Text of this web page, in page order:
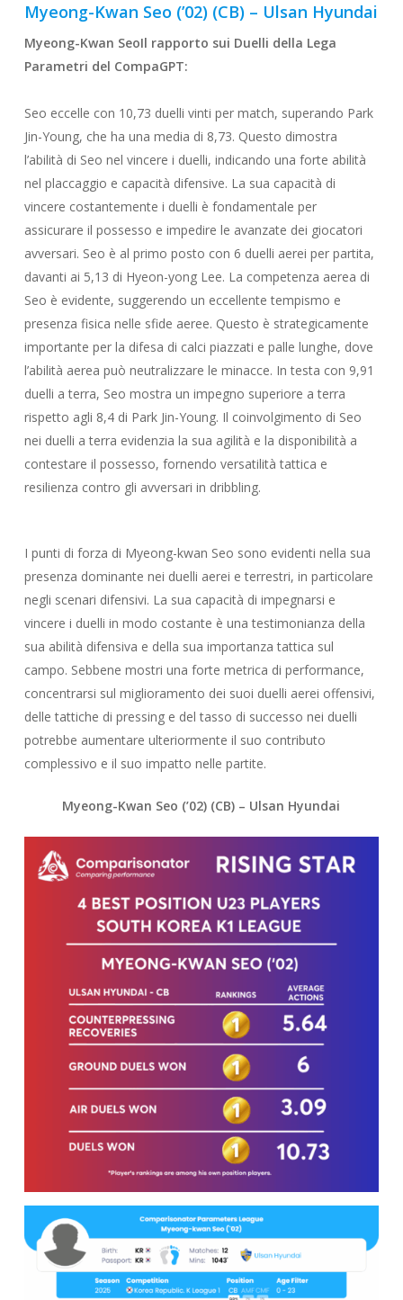
Myeong-Kwan Seo (’02) (CB) – Ulsan Hyundai
Myeong-Kwan SeoIl rapporto sui Duelli della Lega
Parametri del CompaGPT:
Seo eccelle con 10,73 duelli vinti per match, superando Park
Jin-Young, che ha una media di 8,73. Questo dimostra
l’abilità di Seo nel vincere i duelli, indicando una forte abilità
nel placcaggio e capacità difensive. La sua capacità di
vincere costantemente i duelli è fondamentale per
assicurare il possesso e impedire le avanzate dei giocatori
avversari. Seo è al primo posto con 6 duelli aerei per partita,
davanti ai 5,13 di Hyeon-yong Lee. La competenza aerea di
Seo è evidente, suggerendo un eccellente tempismo e
presenza fisica nelle sfide aeree. Questo è strategicamente
importante per la difesa di calci piazzati e palle lunghe, dove
l’abilità aerea può neutralizzare le minacce. In testa con 9,91
duelli a terra, Seo mostra un impegno superiore a terra
rispetto agli 8,4 di Park Jin-Young. Il coinvolgimento di Seo
nei duelli a terra evidenzia la sua agilità e la disponibilità a
contestare il possesso, fornendo versatilità tattica e
resilienza contro gli avversari in dribbling.
I punti di forza di Myeong-kwan Seo sono evidenti nella sua
presenza dominante nei duelli aerei e terrestri, in particolare
negli scenari difensivi. La sua capacità di impegnarsi e
vincere i duelli in modo costante è una testimonianza della
sua abilità difensiva e della sua importanza tattica sul
campo. Sebbene mostri una forte metrica di performance,
concentrarsi sul miglioramento dei suoi duelli aerei offensivi,
delle tattiche di pressing e del tasso di successo nei duelli
potrebbe aumentare ulteriormente il suo contributo
complessivo e il suo impatto nelle partite.
Myeong-Kwan Seo (’02) (CB) – Ulsan Hyundai